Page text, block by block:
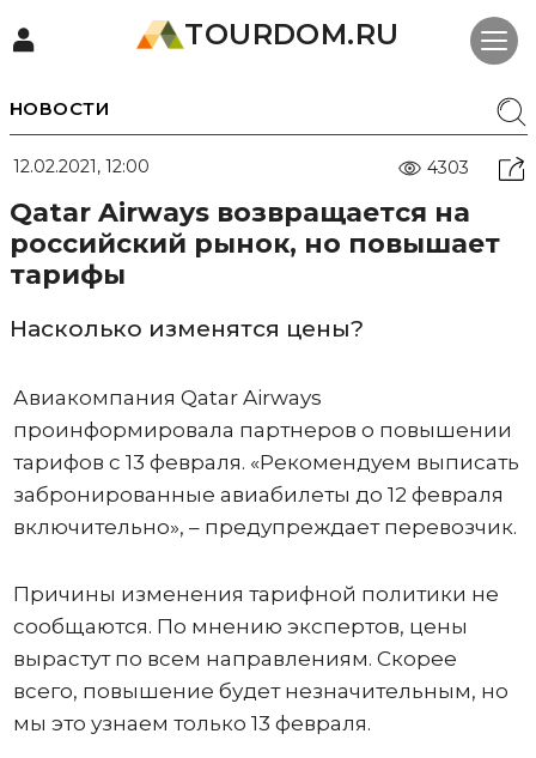
TOURDOM.RU
НОВОСТИ
12.02.2021, 12:00 4303
Qatar Airways возвращается на
российский рынок, но повышает
тарифы
Насколько изменятся цены?
Авиакомпания Qatar Airways
проинформировала партнеров о повышении
тарифов с 13 февраля. «Рекомендуем выписать
забронированные авиабилеты до 12 февраля
включительно», – предупреждает перевозчик.
Причины изменения тарифной политики не
сообщаются. По мнению экспертов, цены
вырастут по всем направлениям. Скорее
всего, повышение будет незначительным, но
мы это узнаем только 13 февраля.